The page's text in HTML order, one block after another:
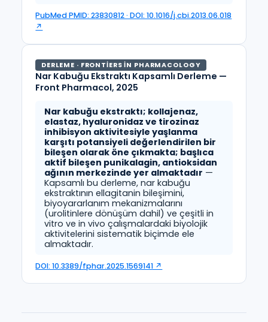
PubMed PMID: 23830812 · DOI: 10.1016/j.cbi.2013.06.018
↗
DERLEME · FRONTIERS IN PHARMACOLOGY
Nar Kabuğu Ekstraktı Kapsamlı Derleme —
Front Pharmacol, 2025
Nar kabuğu ekstraktı; kollajenaz,
elastaz, hyaluronidaz ve tirozinaz
inhibisyon aktivitesiyle yaşlanma
karşıtı potansiyeli değerlendirilen bir
bileşen olarak öne çıkmakta; başlıca
aktif bileşen punikalagin, antioksidan
ağının merkezinde yer almaktadır —
Kapsamlı bu derleme, nar kabuğu
ekstraktının ellagitanin bileşimini,
biyoyararlanım mekanizmalarını
(urolitinlere dönüşüm dahil) ve çeşitli in
vitro ve in vivo çalışmalardaki biyolojik
aktivitelerini sistematik biçimde ele
almaktadır.
DOI: 10.3389/fphar.2025.1569141 ↗